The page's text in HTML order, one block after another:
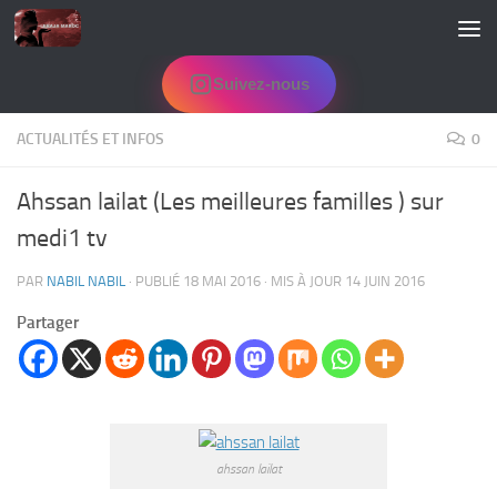
Skip to content
Suivez-nous
ACTUALITÉS ET INFOS 0
Ahssan lailat (Les meilleures familles ) sur
medi1 tv
PAR NABIL NABIL · PUBLIÉ 18 MAI 2016 · MIS À JOUR 14 JUIN 2016
Partager
ahssan lailat